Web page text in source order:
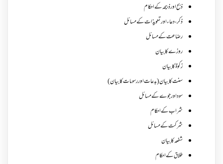
ذبح اور ذبیحہ کے احکام
ذکر،دعاء اور تعویذات کے مسائل
رضاعت کے مسائل
روزے کا بیان
زکوة کابیان
سنت کا بیان (بدعات اور رسومات کا بیان)
سود اور جوے کے مسائل
شراب کے احکام
شرکت کے مسائل
شفعہ کا بیان
طلاق کے احکام